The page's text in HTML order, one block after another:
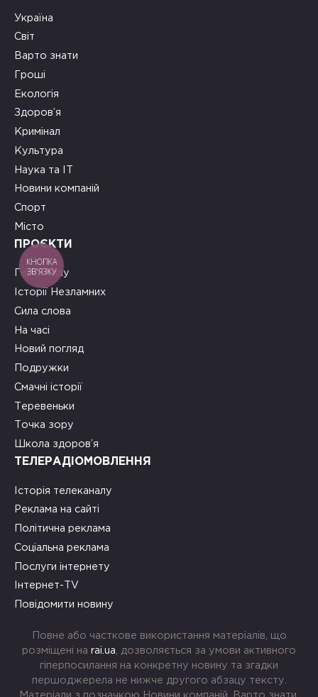
Україна
Світ
Варто знати
Гроші
Екологія
Здоров’я
Кримінал
Культура
Наука та ІТ
Новини компаній
Спорт
Місто
ПРОЄКТИ
Герої тилу
Історії Незламних
Сила слова
На часі
Новий погляд
Подружки
Смачні історії
Теревеньки
Точка зору
Школа здоров’я
ТЕЛЕРАДІОМОВЛЕННЯ
Історія телеканалу
Реклама на сайті
Політична реклама
Соціальна реклама
Послуги інтернету
Інтернет-TV
Повідомити новину
Повне або часткове використання матеріалів, що
розміщені на rai.ua , дозволяється за умови активного
гіперпосилання на конкретну новину та згадки
першоджерела не нижче другого абзацу тексту.
КНОПКА
ЗВ'ЯЗКУ